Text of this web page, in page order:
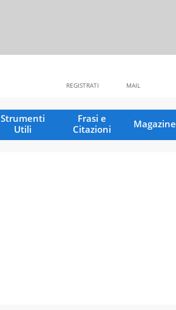
MAIL
REGISTRATI
Strumenti
Utili
Frasi e
Citazioni
Magazine